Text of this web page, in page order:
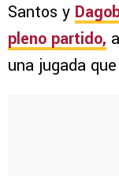
Santos y
pleno partido,
una jugada